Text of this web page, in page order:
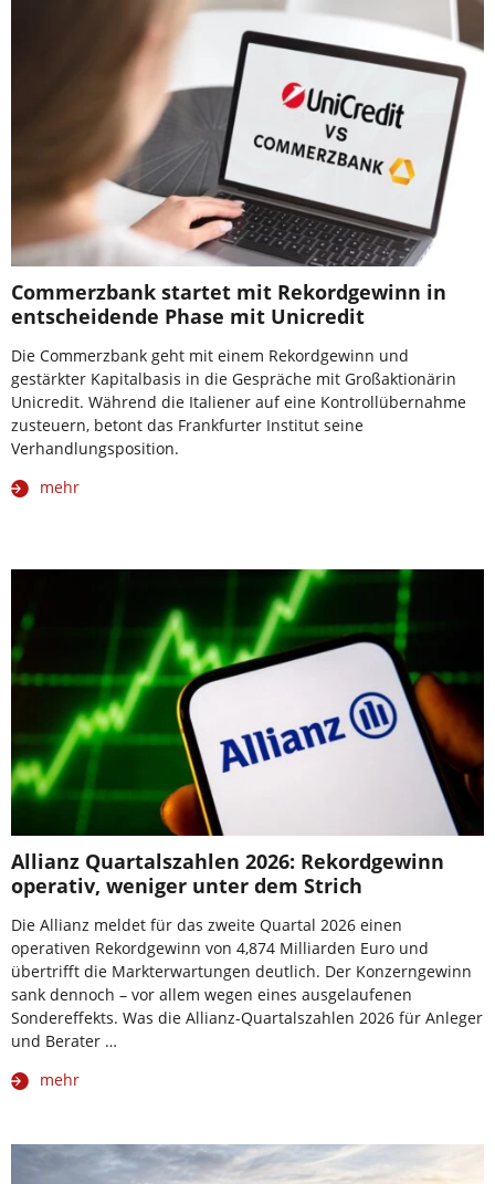
Commerzbank startet mit Rekordgewinn in
entscheidende Phase mit Unicredit
Die Commerzbank geht mit einem Rekordgewinn und
gestärkter Kapitalbasis in die Gespräche mit Großaktionärin
Unicredit. Während die Italiener auf eine Kontrollübernahme
zusteuern, betont das Frankfurter Institut seine
Verhandlungsposition.
mehr
Allianz Quartalszahlen 2026: Rekordgewinn
operativ, weniger unter dem Strich
Die Allianz meldet für das zweite Quartal 2026 einen
operativen Rekordgewinn von 4,874 Milliarden Euro und
übertrifft die Markterwartungen deutlich. Der Konzerngewinn
sank dennoch – vor allem wegen eines ausgelaufenen
Sondereffekts. Was die Allianz-Quartalszahlen 2026 für Anleger
und Berater …
mehr